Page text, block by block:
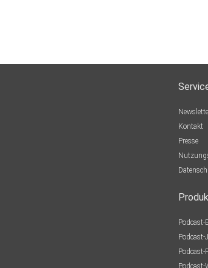
Kontakt
Presse
Podcast-
Podcast-
Podcast-
Podcast-